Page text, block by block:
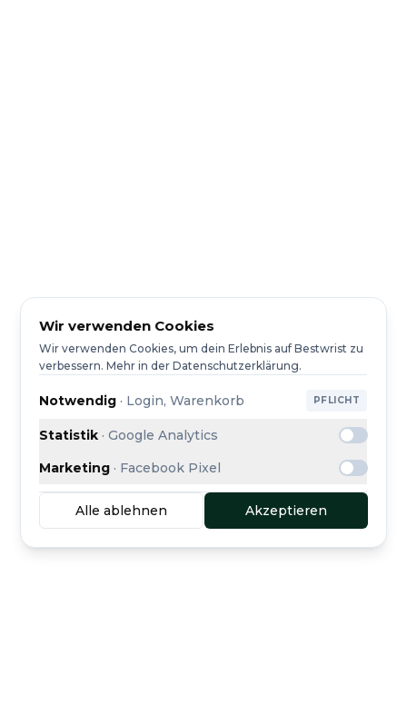
Wir verwenden Cookies
Wir verwenden Cookies, um dein Erlebnis auf Bestwrist zu
verbessern. Mehr in der Datenschutzerklärung.
Notwendig · Login, Warenkorb PFLICHT
Statistik ·Google Analytics
Marketing · Facebook Pixel
Alle ablehnen Akzeptieren